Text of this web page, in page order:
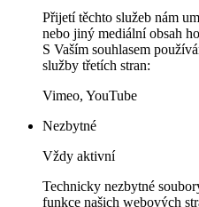
Přijetí těchto služeb nám
nebo jiný mediální obsah
S Vaším souhlasem
služby třetích stran:
Vimeo, YouTube
Nezbytné
Vždy aktivní
Technicky nezbytné
funkce našich webových